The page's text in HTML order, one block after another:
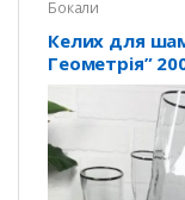
Бокали
Келих для
Геометрія”